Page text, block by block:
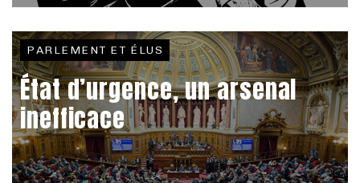
PARLEMENT ET ÉLUS
État d’urgence, un arsenal
inefficace